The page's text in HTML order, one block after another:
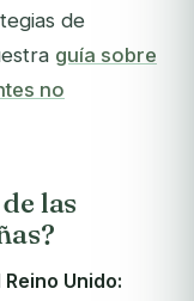
de
guía sobre
no
las
Unido: